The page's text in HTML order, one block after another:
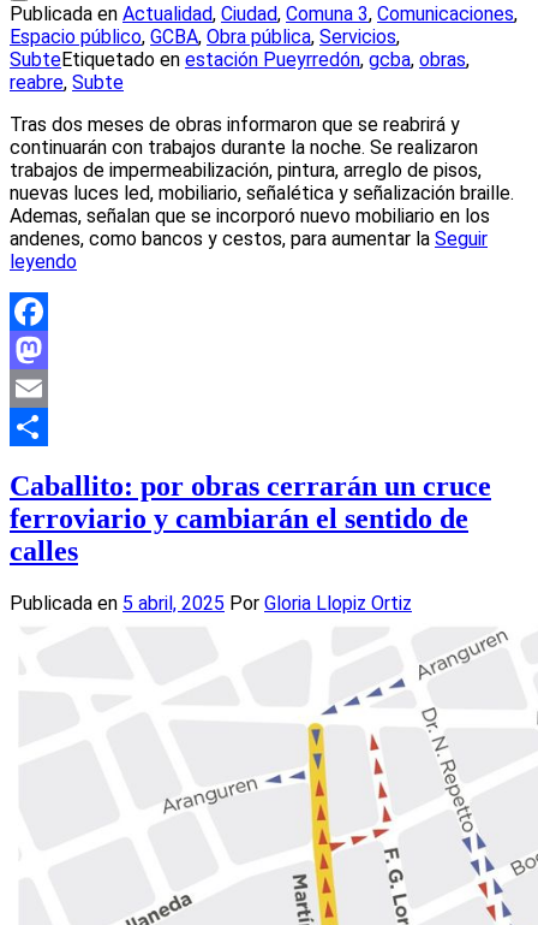
Publicada en Actualidad, Ciudad, Comuna 3, Comunicaciones,
Espacio público, GCBA, Obra pública, Servicios,
SubteEtiquetado en estación Pueyrredón, gcba, obras,
reabre, Subte
Tras dos meses de obras informaron que se reabrirá y
continuarán con trabajos durante la noche. Se realizaron
trabajos de impermeabilización, pintura, arreglo de pisos,
nuevas luces led, mobiliario, señalética y señalización braille.
Ademas, señalan que se incorporó nuevo mobiliario en los
andenes, como bancos y cestos, para aumentar la Seguir
leyendo
Facebook
Mastodon
Email
Caballito: por obras cerrarán un cruce
ferroviario y cambiarán el sentido de
calles
Publicada en 5 abril, 2025 Por Gloria Llopiz Ortiz